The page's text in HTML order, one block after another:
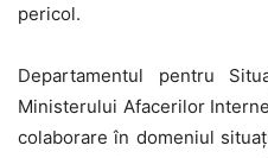
pericol.
Departamentul pentru
Ministerului Afacerilor
colaborare în domeniul